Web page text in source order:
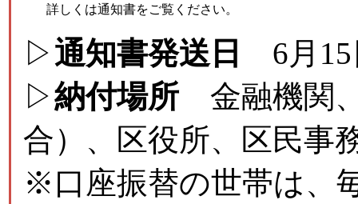
詳しくは通知書をご覧ください。
▷通知書発送日
6月15
▷納付場所 金融機関
合）、区役所、区民事
※口座振替の世帯は、